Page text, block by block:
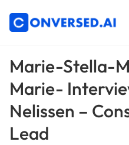
Marie-Stella-
Marie-
Nelissen –
Lead